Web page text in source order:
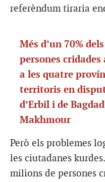
referèndum tiraria
Més d’un 70%
persones
a les quatre
territoris en
d’Erbil i de
Makhmour
Però els problemes
les ciutadanes
milions de persones